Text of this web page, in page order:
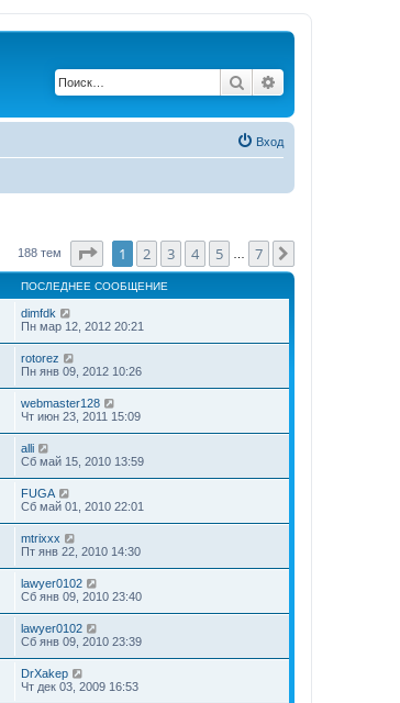
Поиск
Вход
188 тем Страница 1 из7
1 2 3 4 5 7
ПОСЛЕДНЕЕ СООБЩЕНИЕ
dimfdk
Пн мар 12, 2012 20:21
rotorez
Пн янв 09, 2012 10:26
webmaster128
Чт июн 23, 2011 15:09
alli
Сб май 15, 2010 13:59
FUGA
Сб май 01, 2010 22:01
mtrixxx
Пт янв 22, 2010 14:30
lawyer0102
Сб янв 09, 2010 23:40
lawyer0102
Сб янв 09, 2010 23:39
DrXakep
Чт дек 03, 2009 16:53